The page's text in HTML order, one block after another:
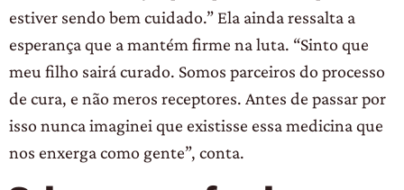
estiver sendo bem cuidado.” Ela ainda ressalta a
esperança que a mantém firme na luta. “Sinto que
meu filho sairá curado. Somos parceiros do processo
de cura, e não meros receptores. Antes de passar por
isso nunca imaginei que existisse essa medicina que
nos enxerga como gente”, conta.